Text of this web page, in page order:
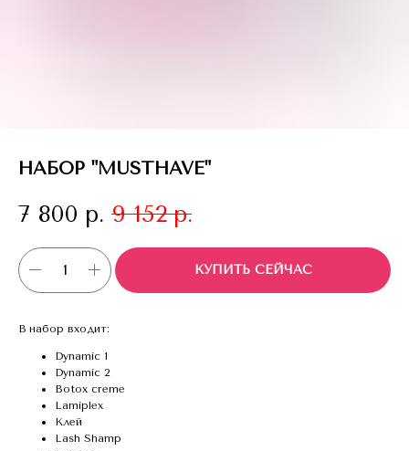
НАБОР "MUSTHAVE"
7 800 р. 9 152 р.
КУПИТЬ СЕЙЧАС
В набор входит:
Dynamic 1
Dynamic 2
Botox creme
Lamiplex
Клей
Lash Shamp